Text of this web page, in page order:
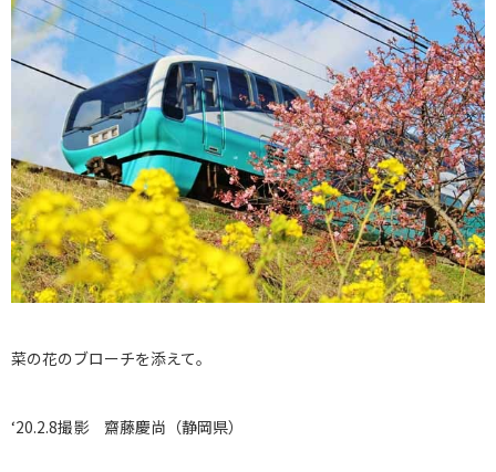
菜の花のブローチを添えて。
‘20.2.8撮影 齋藤慶尚（静岡県）